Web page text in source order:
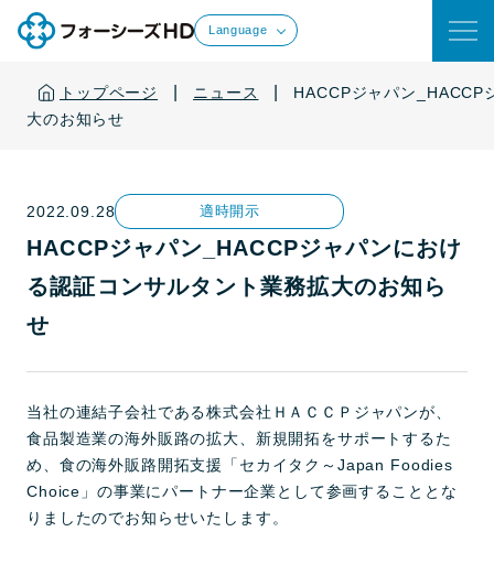
Language
トップページ ニュース
HACCPジャパン_HACCP
大のお知らせ
2022.09.28 適時開示
HACCPジャパン_HACCPジャパンにおけ
る認証コンサルタント業務拡大のお知ら
せ
当社の連結子会社である株式会社ＨＡＣＣＰジャパンが、
食品製造業の海外販路の拡大、新規開拓をサポートするた
め、食の海外販路開拓支援「セカイタク～Japan Foodies
Choice」の事業にパートナー企業として参画することとな
りましたのでお知らせいたします。